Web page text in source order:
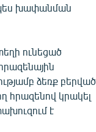
խափանման
ունեցած
ձեռք բերված
հրազենով կրակել
է